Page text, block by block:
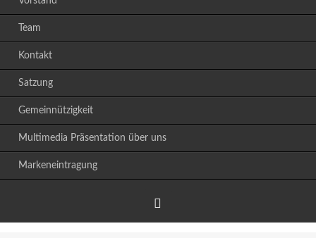
Team
Kontakt
Satzung
Gemeinnützigkeit
Multimedia Präsentation über uns
Markeneintragung